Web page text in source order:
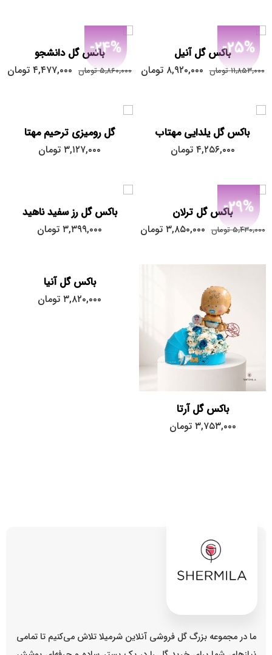
-25%باکس گل آنیل
۱۱,۸۵۳,۰۰۰ تومان ۸,۹۲۰,۰۰۰ تومان
-24%باکس گل دانشجو
۵,۸۶۰,۰۰۰ تومان ۴,۴۷۷,۰۰۰ تومان
باکس گل یلدایی مهتاب
۴,۲۵۶,۰۰۰ تومان
گل رومیزی ترحیم مهتا
۳,۱۲۷,۰۰۰ تومان
-29%باکس گل ترلان
۵,۴۳۰,۰۰۰ تومان ۳,۸۵۰,۰۰۰ تومان
باکس گل رز سفید ناهید
۳,۳۹۹,۰۰۰ تومان
باکس گل آرتا
۳,۷۵۳,۰۰۰ تومان
باکس گل آنیا
۳,۸۲۰,۰۰۰ تومان
ما در مجموعه بزرگ گل فروشی آنلاین شرمیلا تلاش می‌کنیم تا تمامی